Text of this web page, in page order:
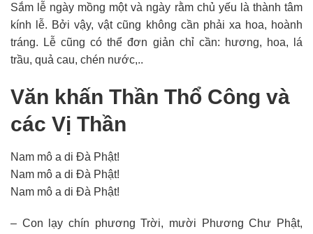
Sắm lễ ngày mồng một và ngày rằm chủ yếu là thành tâm
kính lễ. Bởi vậy, vật cũng không cần phải xa hoa, hoành
tráng. Lễ cũng có thể đơn giản chỉ cần: hương, hoa, lá
trầu, quả cau, chén nước,..
Văn khấn Thần Thổ Công và
các Vị Thần
Nam mô a di Đà Phật!
Nam mô a di Đà Phật!
Nam mô a di Đà Phật!
– Con lạy chín phương Trời, mười Phương Chư Phật,